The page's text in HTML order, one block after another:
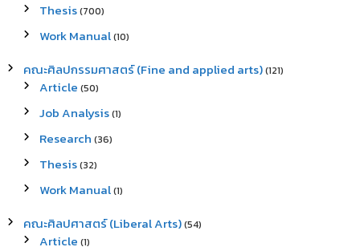
Thesis(700)
Work Manual(10)
คณะศิลปกรรมศาสตร์ (Fine and applied arts)(121)
Article (50)
Job Analysis(1)
Research (36)
Thesis(32)
Work Manual(1)
คณะศิลปศาสตร์ (Liberal Arts)(54)
Article (1)